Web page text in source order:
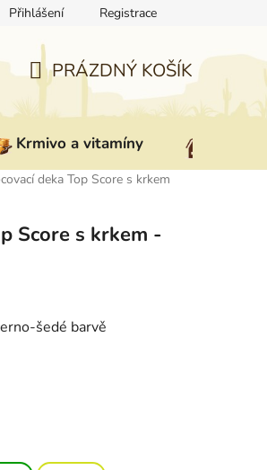
Doprava a platba
Přihlášení Registrace
NÁKUPNÍ
KOŠÍK
PRÁZDNÝ KOŠÍK
Krmivo a vitamíny
deka Top Score s krkem
Score s krkem -
šedé barvě